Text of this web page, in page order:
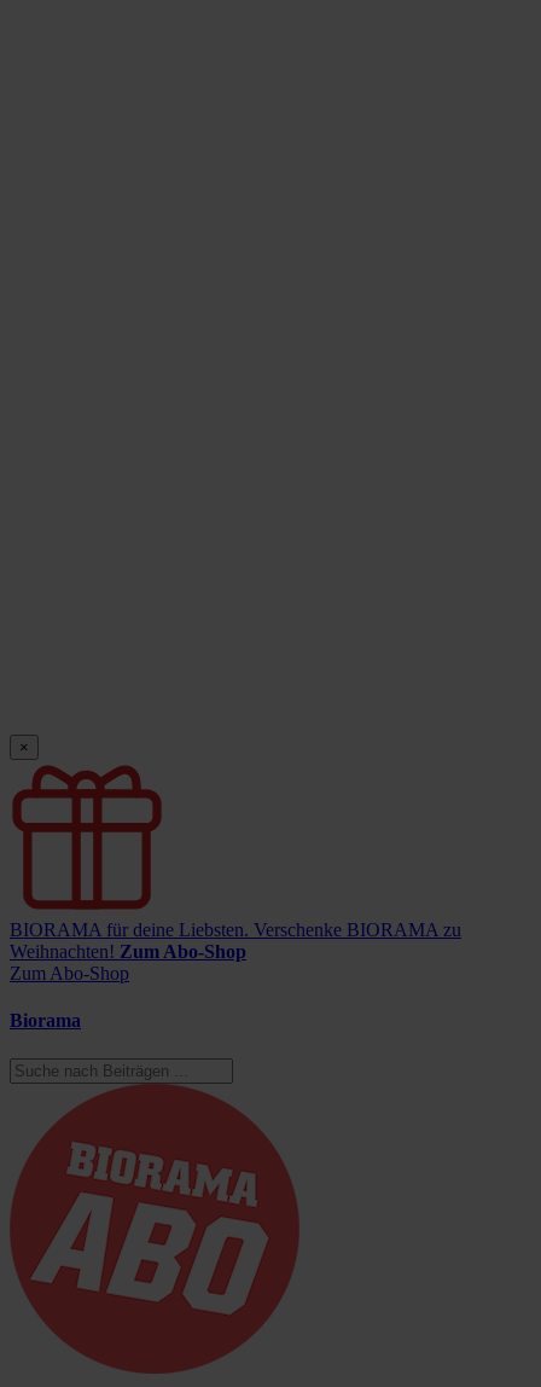
×
BIORAMA für deine Liebsten. Verschenke BIORAMA zu
Weihnachten! Zum Abo-Shop
Zum Abo-Shop
Biorama